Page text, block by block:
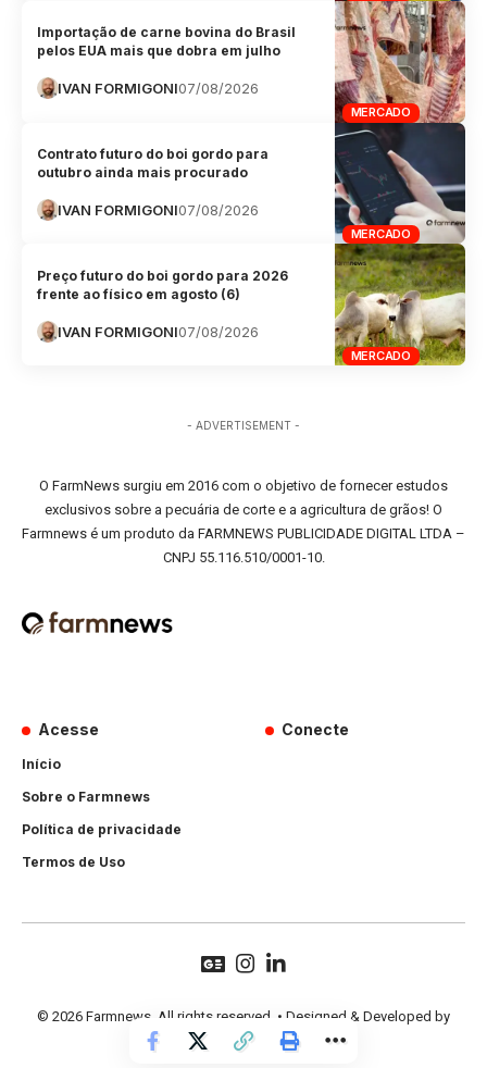
MERCADO
Importação de carne bovina do Brasil
pelos EUA mais que dobra em julho
IVAN FORMIGONI07/08/2026
MERCADO
Contrato futuro do boi gordo para
outubro ainda mais procurado
IVAN FORMIGONI07/08/2026
MERCADO
Preço futuro do boi gordo para 2026
frente ao físico em agosto (6)
IVAN FORMIGONI07/08/2026
- ADVERTISEMENT -
O FarmNews surgiu em 2016 com o objetivo de fornecer estudos
exclusivos sobre a pecuária de corte e a agricultura de grãos! O
Farmnews é um produto da FARMNEWS PUBLICIDADE DIGITAL LTDA –
CNPJ 55.116.510/0001-10.
Acesse
Início
Sobre o Farmnews
Política de privacidade
Termos de Uso
Conecte
© 2026 Farmnews. All rights reserved. • Designed & Developed by
Hands Perform.